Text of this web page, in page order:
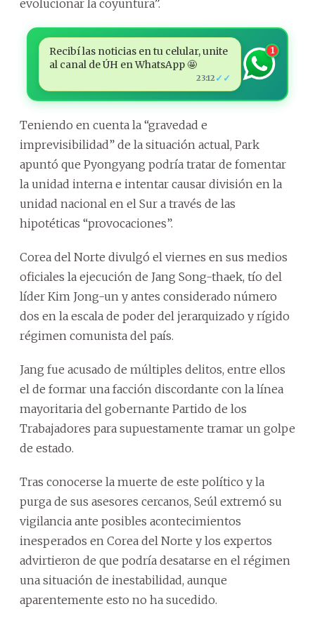
evolucionar la coyuntura”.
Recibí las noticias en tu celular, unite
al canal de ÚH en WhatsApp 🤩
23:12 ✓✓
1
Teniendo en cuenta la “gravedad e
imprevisibilidad” de la situación actual, Park
apuntó que Pyongyang podría tratar de fomentar
la unidad interna e intentar causar división en la
unidad nacional en el Sur a través de las
hipotéticas “provocaciones”.
Corea del Norte divulgó el viernes en sus medios
oficiales la ejecución de Jang Song-thaek, tío del
líder Kim Jong-un y antes considerado número
dos en la escala de poder del jerarquizado y rígido
régimen comunista del país.
Jang fue acusado de múltiples delitos, entre ellos
el de formar una facción discordante con la línea
mayoritaria del gobernante Partido de los
Trabajadores para supuestamente tramar un golpe
de estado.
Tras conocerse la muerte de este político y la
purga de sus asesores cercanos, Seúl extremó su
vigilancia ante posibles acontecimientos
inesperados en Corea del Norte y los expertos
advirtieron de que podría desatarse en el régimen
una situación de inestabilidad, aunque
aparentemente esto no ha sucedido.